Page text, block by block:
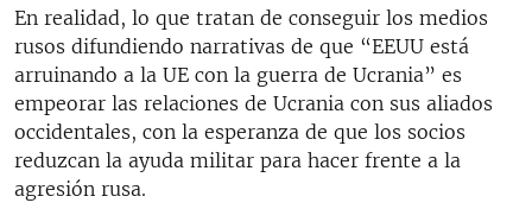
En realidad, lo que tratan de conseguir los medios
rusos difundiendo narrativas de que “EEUU está
arruinando a la UE con la guerra de Ucrania” es
empeorar las relaciones de Ucrania con sus aliados
occidentales, con la esperanza de que los socios
reduzcan la ayuda militar para hacer frente a la
agresión rusa.